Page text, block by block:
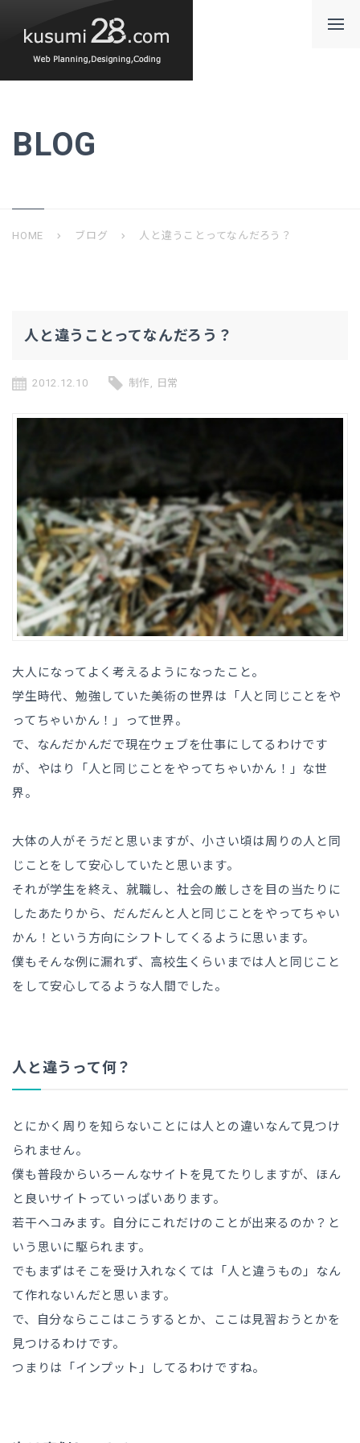
BLOG
HOME chevron_right ブログ chevron_right 人と違うことってなんだろう？
人と違うことってなんだろう？
2012.12.10 制作 , 日常
大人になってよく考えるようになったこと。
学生時代、勉強していた美術の世界は「人と同じことをや
ってちゃいかん！」って世界。
で、なんだかんだで現在ウェブを仕事にしてるわけです
が、やはり「人と同じことをやってちゃいかん！」な世
界。
大体の人がそうだと思いますが、小さい頃は周りの人と同
じことをして安心していたと思います。
それが学生を終え、就職し、社会の厳しさを目の当たりに
したあたりから、だんだんと人と同じことをやってちゃい
かん！という方向にシフトしてくるように思います。
僕もそんな例に漏れず、高校生くらいまでは人と同じこと
をして安心してるような人間でした。
人と違うって何？
とにかく周りを知らないことには人との違いなんて見つけ
られません。
僕も普段からいろーんなサイトを見てたりしますが、ほん
と良いサイトっていっぱいあります。
若干ヘコみます。自分にこれだけのことが出来るのか？と
いう思いに駆られます。
でもまずはそこを受け入れなくては「人と違うもの」なん
て作れないんだと思います。
で、自分ならここはこうするとか、ここは見習おうとかを
見つけるわけです。
つまりは「インプット」してるわけですね。